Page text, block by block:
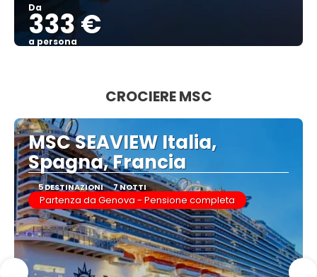
Da
333 €
a persona
CROCIERE MSC
MSC SEAVIEW Italia,
Spagna, Francia
5 DESTINAZIONI 7 NOTTI
Partenza da Genova - Pensione completa